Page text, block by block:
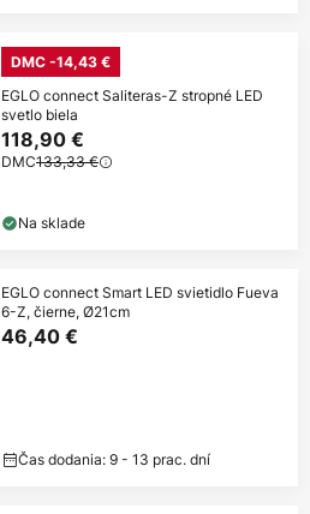
DMC -14,43 €
EGLO connect Saliteras-Z stropné LED
svetlo biela
118,90 €
DMC133,33 €
Na sklade
EGLO connect Smart LED svietidlo Fueva
6-Z, čierne, Ø21cm
46,40 €
Čas dodania: 9 - 13 prac. dní